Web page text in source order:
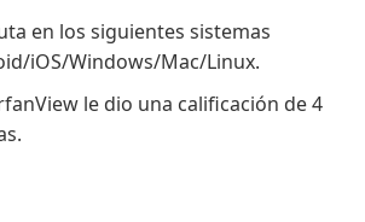
en los siguientes sistemas
iOS/Windows/Mac/Linux.
le dio una calificación de 4